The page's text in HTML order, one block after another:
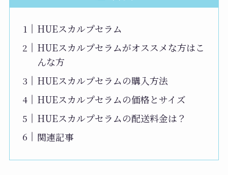
HUEスカルプセラム
HUEスカルプセラムがオススメな方はこ
んな方
HUEスカルプセラムの購入方法
HUEスカルプセラムの価格とサイズ
HUEスカルプセラムの配送料金は？
関連記事